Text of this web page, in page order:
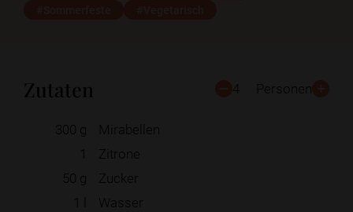
Zutaten 4 Personen
300 g
Mirabellen
1
Zitrone
50 g
Zucker
1
Wasser